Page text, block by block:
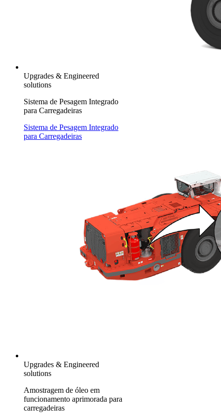
Upgrades & Engineered
solutions
Sistema de Pesagem Integrado
para Carregadeiras
Sistema de Pesagem Integrado
para Carregadeiras
Upgrades & Engineered
solutions
Amostragem de óleo em
funcionamento aprimorada para
carregadeiras